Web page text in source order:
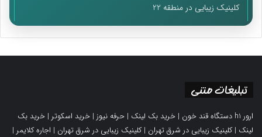
کلینیک زیبایی در منطقه 22
تبلیغات متنی
ارور h1 دستگاه قند خون | خرید بک لینک | حرفه نیوز | خرید اسکوتر | خرید بک
لینک |کلینیک زیبایی در شرق تهران |کلینیک زیبایی در شرق تهران | اجاره کلایمر |